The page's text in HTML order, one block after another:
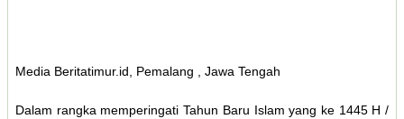
Media Beritatimur.id, Pemalang , Jawa Tengah
Dalam rangka memperingati Tahun Baru Islam yang ke 1445 H /